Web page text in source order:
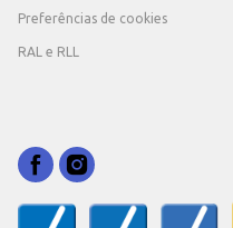
Preferências de cookies
RAL e RLL